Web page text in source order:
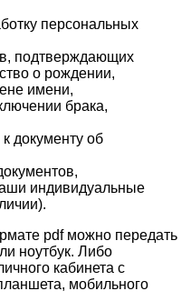
персональных
подтверждающих
о рождении,
имени,
брака,
документу об
индивидуальные
pdf можно передать
ноутбук. Либо
кабинета с
мобильного